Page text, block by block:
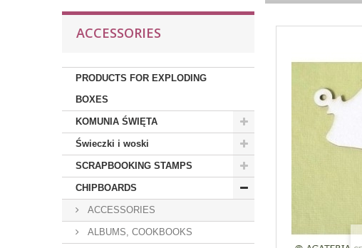
ACCESSORIES
PRODUCTS FOR EXPLODING
BOXES
KOMUNIA ŚWIĘTA
Świeczki i woski
SCRAPBOOKING STAMPS
CHIPBOARDS
ACCESSORIES
ALBUMS, COOKBOOKS